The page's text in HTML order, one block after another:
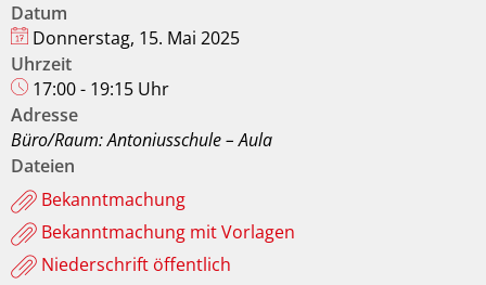
Datum
Donnerstag, 15. Mai 2025
Uhrzeit
17:00 - 19:15 Uhr
Adresse
Büro/Raum: Antoniusschule – Aula
Dateien
Bekanntmachung
Bekanntmachung mit Vorlagen
Niederschrift öffentlich